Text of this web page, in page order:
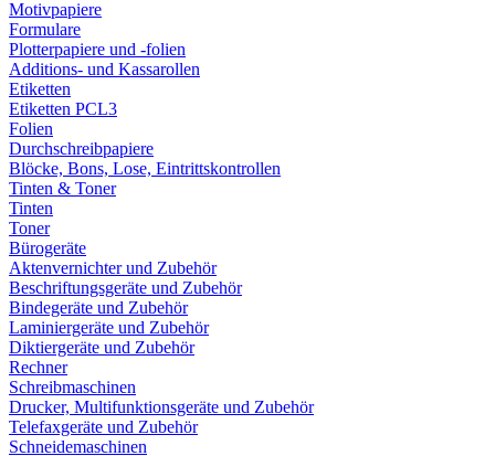
Motivpapiere
Formulare
Plotterpapiere und -folien
Additions- und Kassarollen
Etiketten
Etiketten PCL3
Folien
Durchschreibpapiere
Blöcke, Bons, Lose, Eintrittskontrollen
Tinten & Toner
Tinten
Toner
Bürogeräte
Aktenvernichter und Zubehör
Beschriftungsgeräte und Zubehör
Bindegeräte und Zubehör
Laminiergeräte und Zubehör
Diktiergeräte und Zubehör
Rechner
Schreibmaschinen
Drucker, Multifunktionsgeräte und Zubehör
Telefaxgeräte und Zubehör
Schneidemaschinen